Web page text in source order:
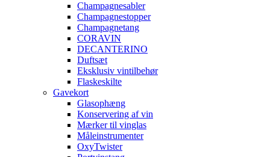
Champagnesabler
Champagnestopper
Champagnetang
CORAVIN
DECANTERINO
Duftsæt
Eksklusiv vintilbehør
Flaskeskilte
Gavekort
Glasophæng
Konservering af vin
Mærker til vinglas
Måleinstrumenter
OxyTwister